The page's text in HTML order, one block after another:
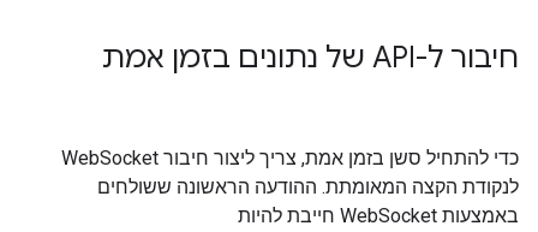
חיבור ל-API של נתונים בזמן אמת
כדי להתחיל סשן בזמן אמת, צריך ליצור חיבור WebSocket
לנקודת הקצה המאומתת. ההודעה הראשונה ששולחים
באמצעות WebSocket חייבת להיות